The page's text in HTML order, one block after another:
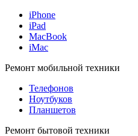
iPhone
iPad
MacBook
iMac
Ремонт мобильной техники
Телефонов
Ноутбуков
Планшетов
Ремонт бытовой техники